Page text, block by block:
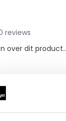
reviews
over dit product..